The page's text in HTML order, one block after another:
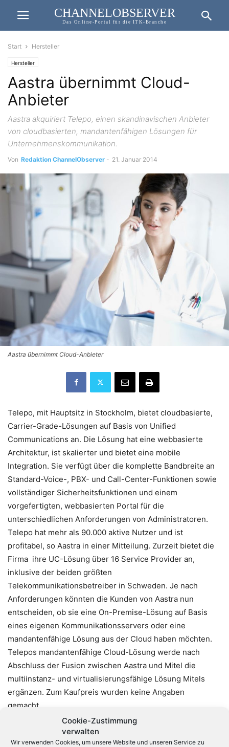
Cookie-Zustimmung
verwalten
Wir verwenden Cookies, um unsere Website und unseren Service zu
CHANNELOBSERVER
Das Online-Portal für die ITK-Branche
Start Hersteller
Hersteller
Aastra übernimmt Cloud-
Anbieter
Aastra akquiriert Telepo, einen skandinavischen Anbieter
von cloudbasierten, mandantenfähigen Lösungen für
Unternehmenskommunikation.
Von Redaktion ChannelObserver - 21. Januar 2014
Aastra übernimmt Cloud-Anbieter
Telepo, mit Hauptsitz in Stockholm, bietet cloudbasierte,
Carrier-Grade-Lösungen auf Basis von Unified
Communications an. Die Lösung hat eine webbasierte
Architektur, ist skalierter und bietet eine mobile
Integration. Sie verfügt über die komplette Bandbreite an
Standard-Voice-, PBX- und Call-Center-Funktionen sowie
vollständiger Sicherheitsfunktionen und einem
vorgefertigten, webbasierten Portal für die
unterschiedlichen Anforderungen von Administratoren.
Telepo hat mehr als 90.000 aktive Nutzer und ist
profitabel, so Aastra in einer Mitteilung. Zurzeit bietet die
Firma ihre UC-Lösung über 16 Service Provider an,
inklusive der beiden größten
Telekommunikationsbetreiber in Schweden. Je nach
Anforderungen könnten die Kunden von Aastra nun
entscheiden, ob sie eine On-Premise-Lösung auf Basis
eines eigenen Kommunikationsservers oder eine
mandantenfähige Lösung aus der Cloud haben möchten.
Telepos mandantenfähige Cloud-Lösung werde nach
Abschluss der Fusion zwischen Aastra und Mitel die
multiinstanz- und virtualisierungsfähige Lösung Mitels
ergänzen. Zum Kaufpreis wurden keine Angaben
gemacht.